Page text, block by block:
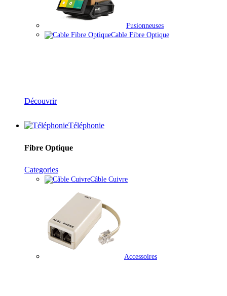
Fusionneuses
Cable Fibre Optique
Découvrir
Téléphonie
Fibre Optique
Categories
Câble Cuivre
Accessoires